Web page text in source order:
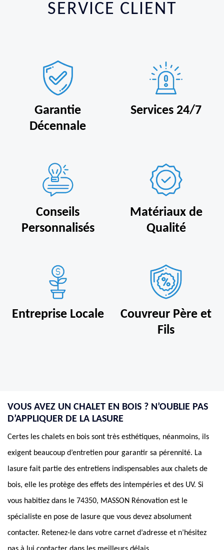
SERVICE CLIENT
Garantie
Décennale
Services 24/7
Conseils
Personnalisés
Matériaux de
Qualité
Entreprise Locale
Couvreur Père et
Fils
VOUS AVEZ UN CHALET EN BOIS ? N’OUBLIE PAS
D’APPLIQUER DE LA LASURE
Certes les chalets en bois sont très esthétiques, néanmoins, ils
exigent beaucoup d’entretien pour garantir sa pérennité. La
lasure fait partie des entretiens indispensables aux chalets de
bois, elle les protège des effets des intempéries et des UV. Si
vous habitiez dans le 74350, MASSON Rénovation est le
spécialiste en pose de lasure que vous devez absolument
contacter. Retenez-le dans votre carnet d’adresse et n’hésitez